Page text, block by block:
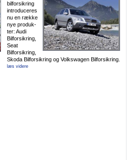
bilforsik­ring
in­tro­duceres
nu en række
nye pro­duk­
ter: Audi
Bilfor­sik­ring,
Seat
Bilforsik­ring,
Skoda Bilforsik­ring og Volks­wagen Bilfor­sik­­ring.
læs videre